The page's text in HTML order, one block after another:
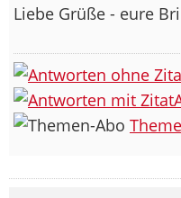
Liebe Grüße - eure